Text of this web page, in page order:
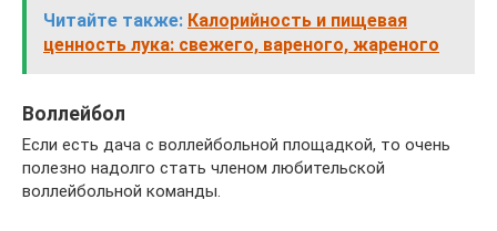
Читайте также: Калорийность и пищевая
ценность лука: свежего, вареного, жареного
Воллейбол
Если есть дача с воллейбольной площадкой, то очень
полезно надолго стать членом любительской
воллейбольной команды.